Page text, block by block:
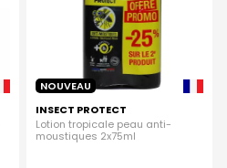
NOUVEAU
INSECT PROTECT
Lotion tropicale peau anti-
moustiques 2x75ml